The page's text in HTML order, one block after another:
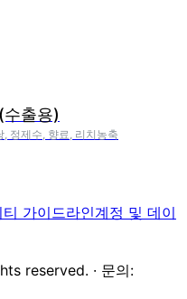
출용)
정제수, 향료, 리치농축
티 가이드라인계정 및 데이
reserved. · 문의: